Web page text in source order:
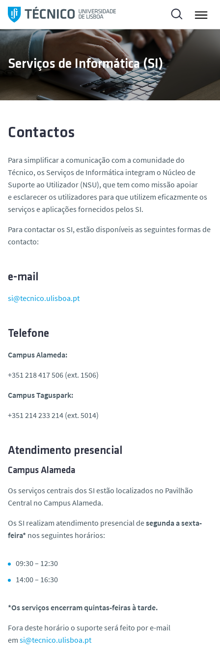
l
t
p
a
Serviços de Informática (SI)
Contactos
Para simplificar a comunicação com a comunidade do
Técnico, os Serviços de Informática integram o Núcleo de
Suporte ao Utilizador (NSU), que tem como missão apoiar
e esclarecer os utilizadores para que utilizem eficazmente os
serviços e aplicações fornecidos pelos SI.
Para contactar os SI, estão disponíveis as seguintes formas de
contacto:
e-mail
si@tecnico.ulisboa.pt
Telefone
Campus Alameda:
+351 218 417 506 (ext. 1506)
Campus Taguspark:
+351 214 233 214 (ext. 5014)
Atendimento presencial
Campus Alameda
Os serviços centrais dos SI estão localizados no Pavilhão
Central no Campus Alameda.
Os SI realizam atendimento presencial desegunda a sexta-
feira* nos seguintes horários:
09:30 – 12:30
14:00 – 16:30
*Os serviços encerram quintas-feiras à tarde.
Fora deste horário o suporte será feito por e-mail
em si@tecnico.ulisboa.pt